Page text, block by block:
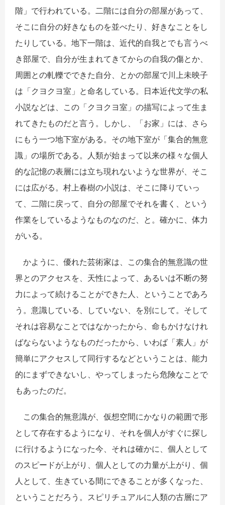
階」で行われている。二階には自分の部屋があって、
そこに自分の好きなものを並べたり、好きなことをし
たりしている。地下一階は、近代的自我とでも言うべ
き部屋で、自分が生まれてきてからの自我の傷とか、
周囲との軋轢でできた自分、とかの部屋で川上未映子
は「クヨクヨ室」と命名している。日本近代文学の私
小説などは、この「クヨクヨ室」の描写によって生ま
れてきたものだと言う。しかし、「お家」には、さら
にもう一つ地下室がある。その地下室が「集合的無意
識」の場所である。人類が始まって以来の様々な個人
的な記憶の表層には立ち現れないような世界が、そこ
には広がる。村上春樹の小説は、そこに降りていっ
て、二階に戻って、自分の部屋でそれを書く、という
作業をしているようなものなのだ、と。確かに、体力
がいる。
かように、優れた芸術家は、この集合的無意識の世
界とのアクセスを、天性によって、あるいは不断の努
力によって続けることができた人、ということであろ
う。意識している、していない、を別にして。そして
それは容易なことではなかったから、命もかけなけれ
ばならないようなものだったから、いわば「素人」が
簡単にアクセスして同行するなどということは、能力
的にまずできないし、やってしまったら危険なことで
もあったのだ。
この集合的無意識が、仮想空間にかなりの範囲で形
として存在するようになり、それを個人がすぐに探し
に行けるようになった今、それは確かに、個人として
のスピードが上がり、個人としての力量が上がり、個
人として、生きている間にできることが多くなった、
ということだろう。スピリチュアルに人類の古層にア